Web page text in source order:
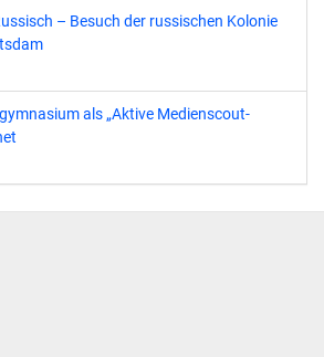
– Besuch der russischen Kolonie
als „Aktive Medienscout-